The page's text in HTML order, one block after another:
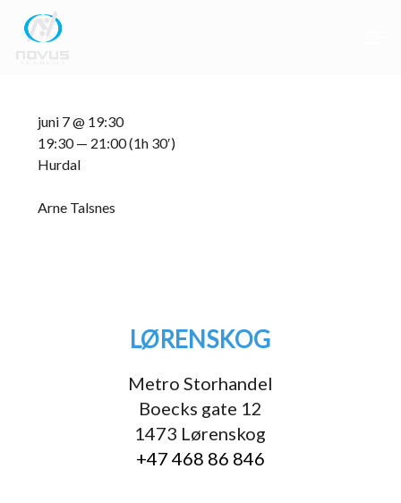
juni 7 @ 19:30
19:30 — 21:00(1h 30′)
Hurdal
Arne Talsnes
LØRENSKOG
Metro Storhandel
Boecks gate 12
1473 Lørenskog
+47 468 86 846